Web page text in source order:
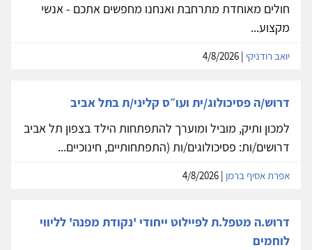
חולים מאוחדת מתרחבת ואנחנו מחפשים אתכם - אנשי
מקצוע...
יואב רודניקי
דרוש/ה פסיכולוג/ית ועו״ס קליני/ת בתל אביב
למכון ותיק, מוביל ומוערך להתפתחות הילד בצפון תל אביב
דרושים/ות: פסיכולוגים/ות (התפתחותיים, חינוכיים...
אפרת אסיף ברמן
דרוש.ה מטפל.ת לפיילוט ייחודי 'נקודת מפנה' לליווי
לוחמים